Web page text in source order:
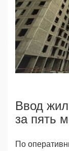
Ввод
за пять
По